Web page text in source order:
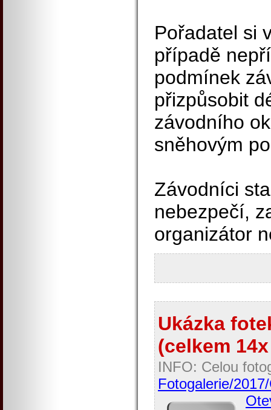
Pořadatel si
případě
podmínek
přizpůsobit
závodního
sněhovým
Závodníci
nebezpečí,
organizátor
Ukázka
(celkem
INFO: Celou
Fotogalerie/